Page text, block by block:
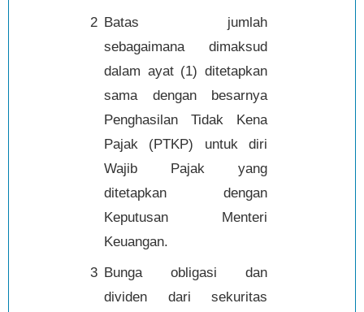
2 Batas jumlah
sebagaimana dimaksud
dalam ayat (1) ditetapkan
sama dengan besarnya
Penghasilan Tidak Kena
Pajak (PTKP) untuk diri
Wajib Pajak yang
ditetapkan dengan
Keputusan Menteri
Keuangan.
3 Bunga obligasi dan
dividen dari sekuritas